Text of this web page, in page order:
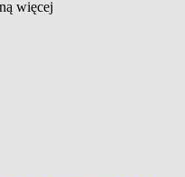
więcej